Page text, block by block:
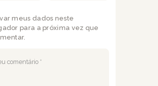
meus dados neste
para a próxima vez que